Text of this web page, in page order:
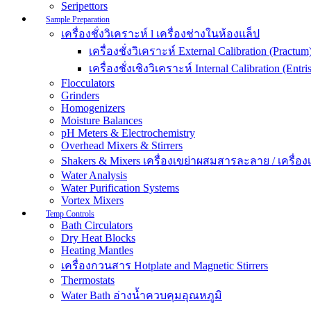
Seripettors
Sample Preparation
เครื่องชั่งวิเคราะห์ l เครื่องช่างในห้องแล็ป
เครื่องชั่งวิเคราะห์ External Calibration
เครื่องชั่งเชิงวิเคราะห์ Internal Calibration
Flocculators
Grinders
Homogenizers
Moisture Balances
pH Meters & Electrochemistry
Overhead Mixers & Stirrers
Shakers & Mixers เครื่องเขย่าผสมสารละลาย / เครื่อง
Water Analysis
Water Purification Systems
Vortex Mixers
Temp Controls
Bath Circulators
Dry Heat Blocks
Heating Mantles
เครื่องกวนสาร Hotplate and Magnetic Stirrers
Thermostats
Water Bath อ่างน้ำควบคุมอุณหภูมิ